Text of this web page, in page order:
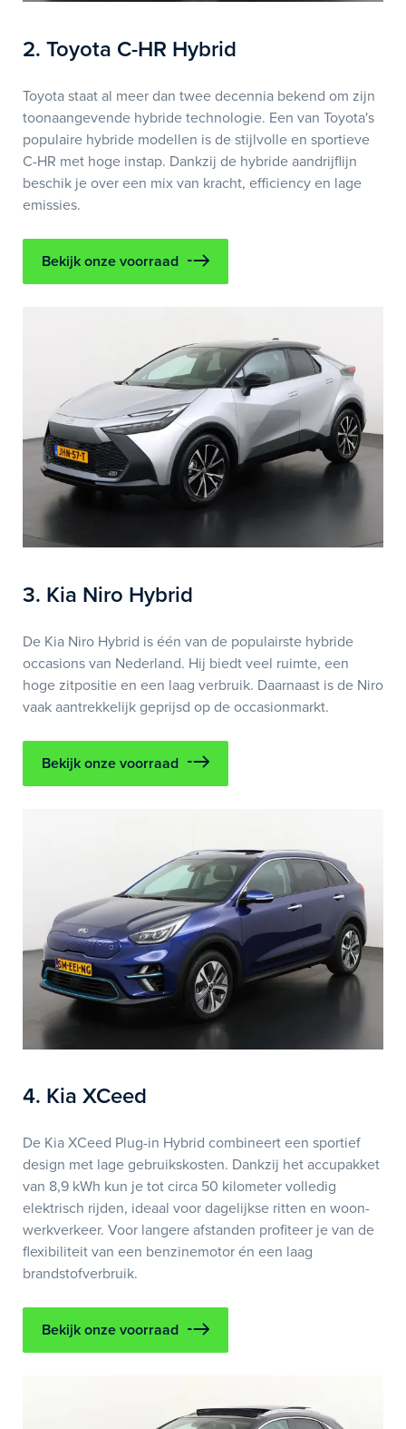
2. Toyota C-HR Hybrid
Toyota staat al meer dan twee decennia bekend om zijn
toonaangevende hybride technologie. Een van Toyota's
populaire hybride modellen is de stijlvolle en sportieve
C-HR met hoge instap. Dankzij de hybride aandrijflijn
beschik je over een mix van kracht, efficiency en lage
emissies.
Bekijk onze voorraad
3. Kia Niro Hybrid
De Kia Niro Hybrid is één van de populairste hybride
occasions van Nederland. Hij biedt veel ruimte, een
hoge zitpositie en een laag verbruik. Daarnaast is de Niro
vaak aantrekkelijk geprijsd op de occasionmarkt.
Bekijk onze voorraad
4. Kia XCeed
De Kia XCeed Plug-in Hybrid combineert een sportief
design met lage gebruikskosten. Dankzij het accupakket
van 8,9 kWh kun je tot circa 50 kilometer volledig
elektrisch rijden, ideaal voor dagelijkse ritten en woon-
werkverkeer. Voor langere afstanden profiteer je van de
flexibiliteit van een benzinemotor én een laag
brandstofverbruik.
Bekijk onze voorraad